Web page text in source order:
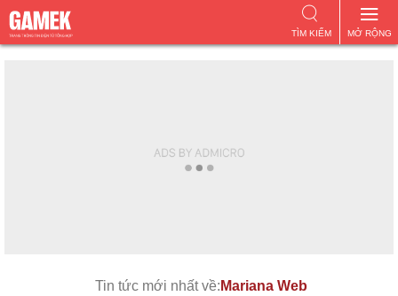
MỞ RỘNG
TÌM KIẾM
Tin tức mới nhất về: Mariana Web